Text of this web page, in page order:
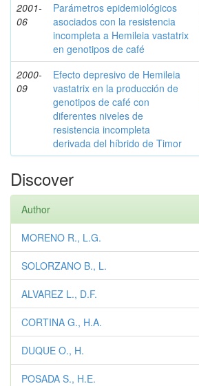
2001-
06
Parámetros epidemiológicos
asociados con la resistencia
incompleta a Hemileia vastatrix
en genotipos de café
2000-
09
Efecto depresivo de Hemileia
vastatrix en la producción de
genotipos de café con
diferentes niveles de
resistencia incompleta
derivada del híbrido de Timor
Discover
Author
MORENO R., L.G.
SOLORZANO B., L.
ALVAREZ L., D.F.
CORTINA G., H.A.
DUQUE O., H.
POSADA S., H.E.